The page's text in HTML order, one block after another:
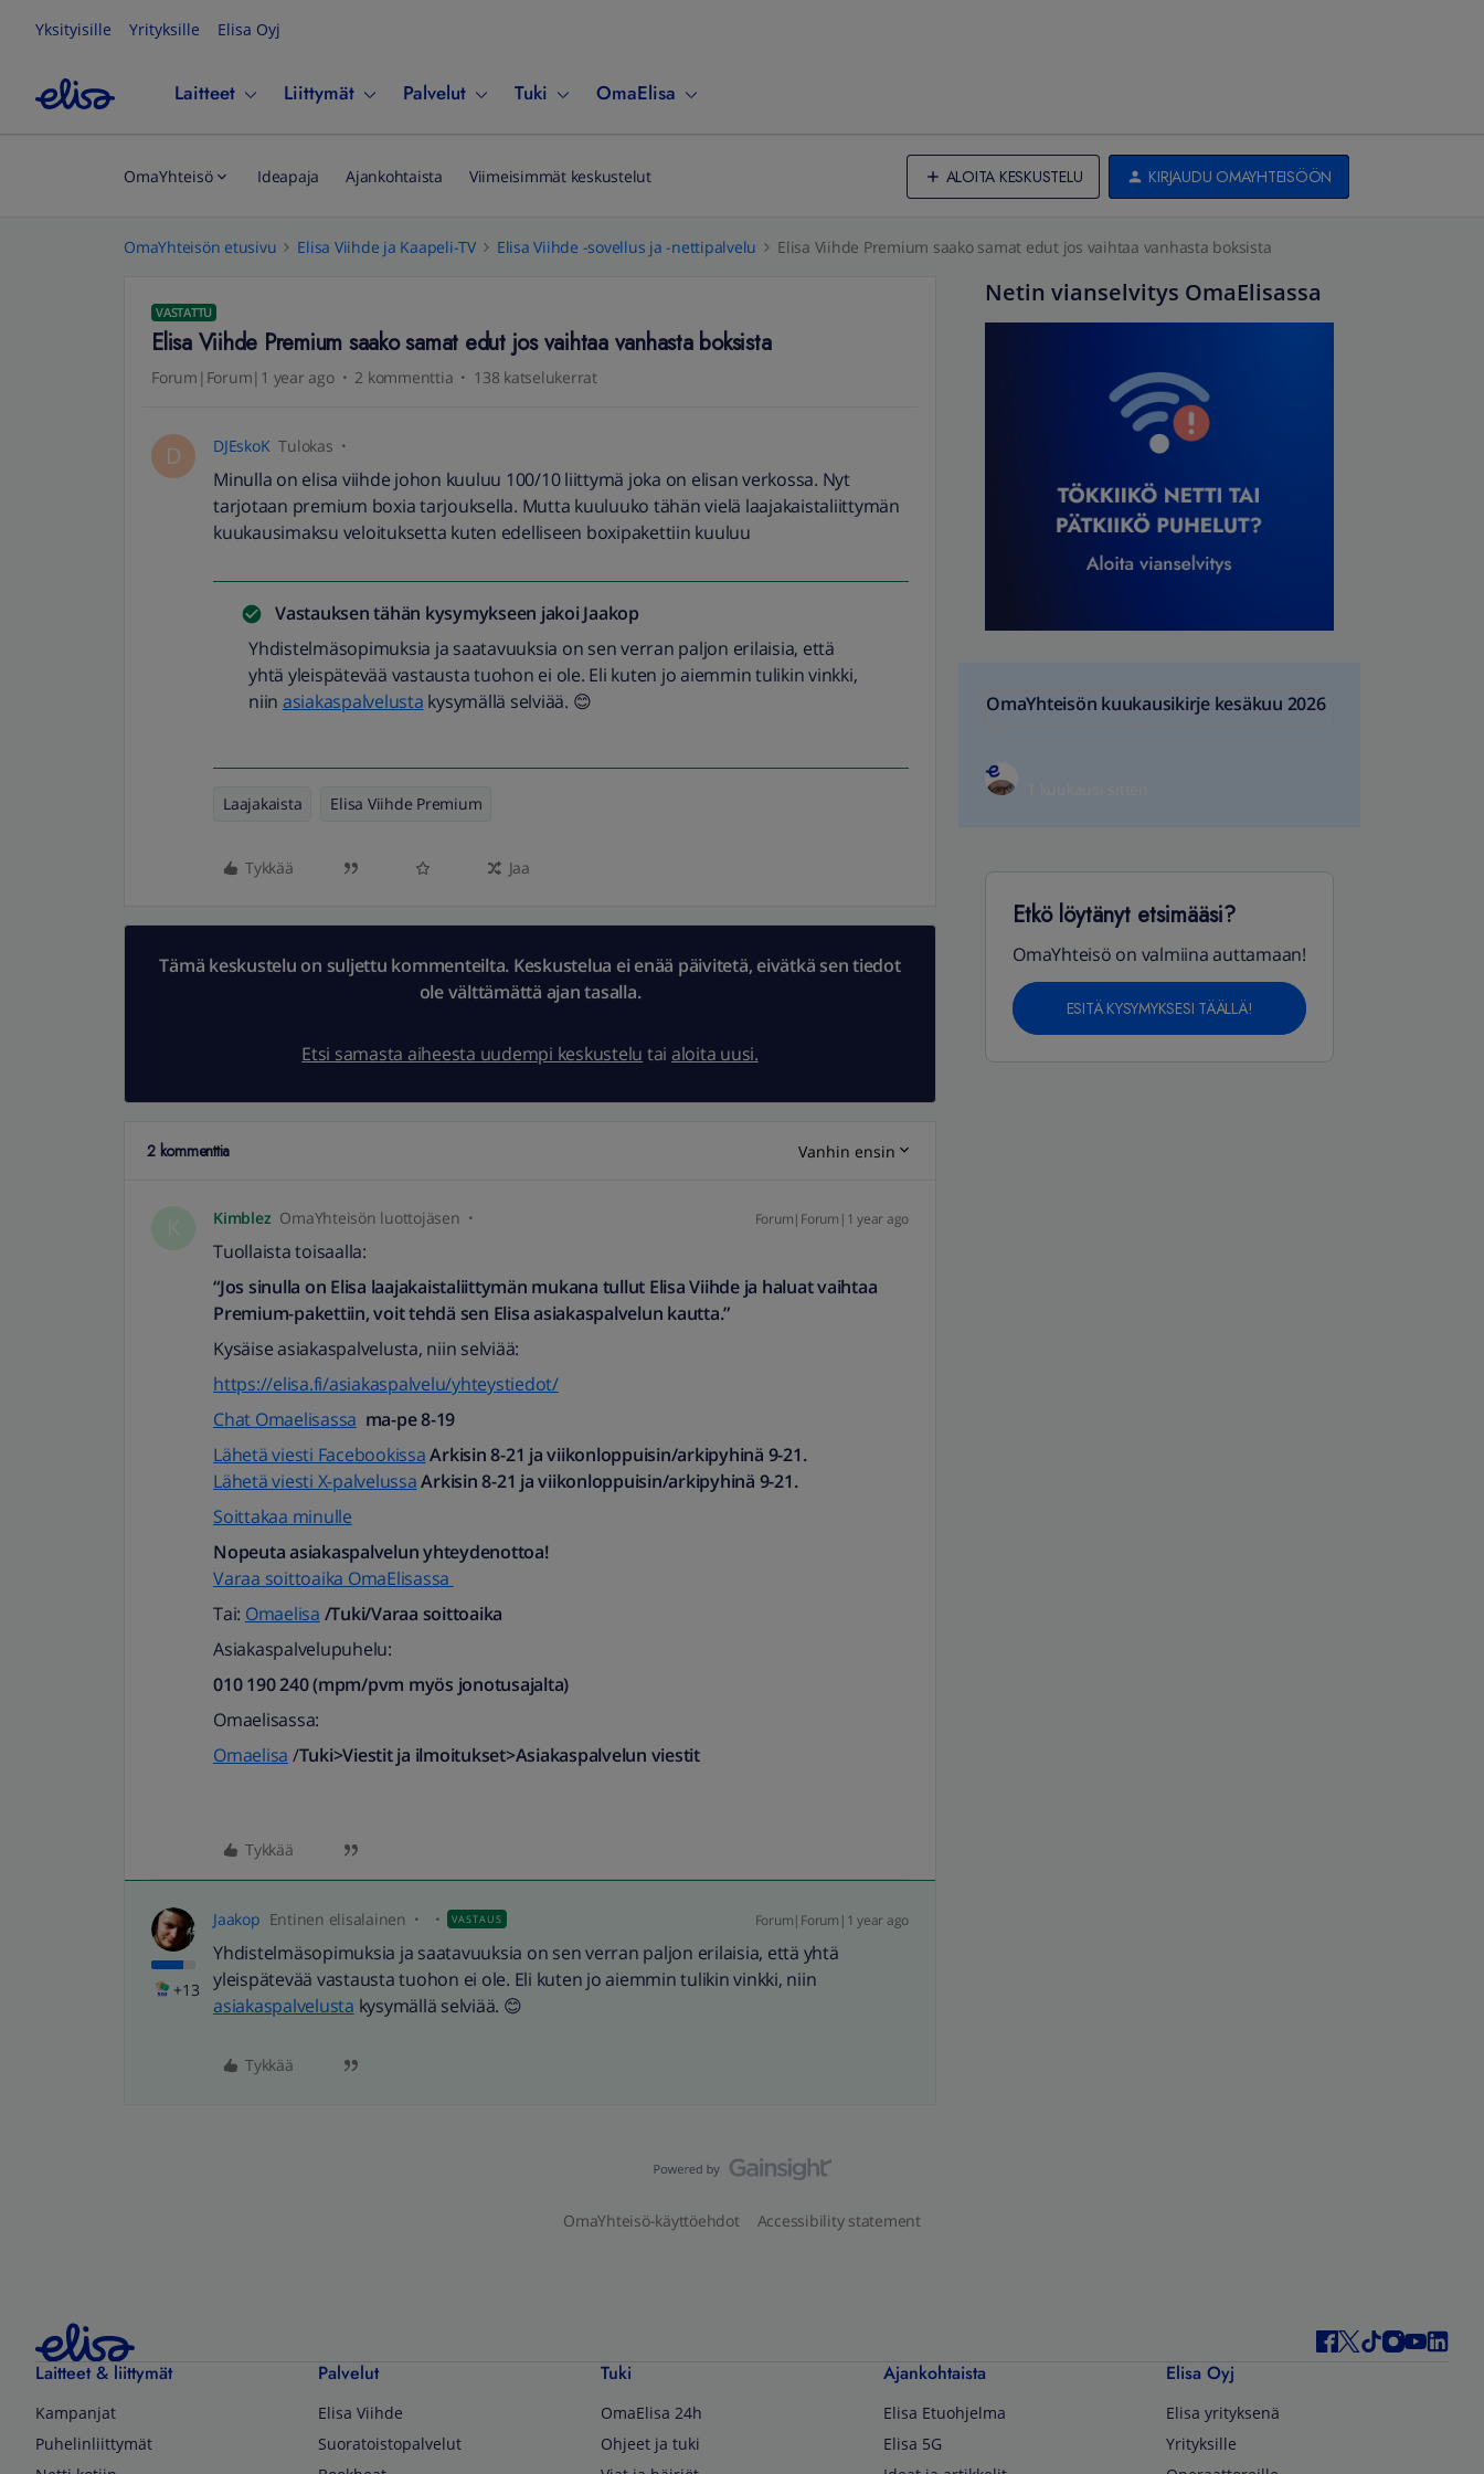
Yksityisille Yrityksille Elisa Oyj
Laitteet Liittymät Palvelut Tuki OmaElisa
OmaYhteisö Ideapaja Ajankohtaista Viimeisimmät keskustelut ALOITA KESKUSTELU KIRJAUDU OMAYHTEISÖÖN
OmaYhteisön etusivu Elisa Viihde ja Kaapeli-TV Elisa Viihde -sovellus ja -nettipalvelu Elisa Viihde Premium saako samat edut jos vaihtaa vanhasta boksista
VASTATTU
Elisa Viihde Premium saako samat edut jos vaihtaa vanhasta boksista
Forum|Forum|1 year ago 2 kommenttia 138 katselukerrat
D DJEskoK Tulokas
Minulla on elisa viihde johon kuuluu 100/10 liittymä joka on elisan verkossa. Nyt
tarjotaan premium boxia tarjouksella. Mutta kuuluuko tähän vielä laajakaistaliittymän
kuukausimaksu veloituksetta kuten edelliseen boxipakettiin kuuluu
Vastauksen tähän kysymykseen jakoi Jaakop
Yhdistelmäsopimuksia ja saatavuuksia on sen verran paljon erilaisia, että
yhtä yleispätevää vastausta tuohon ei ole. Eli kuten jo aiemmin tulikin vinkki,
niin asiakaspalvelusta kysymällä selviää. 😊
Laajakaista Elisa Viihde Premium
Tykkää Jaa
Tämä keskustelu on suljettu kommenteilta. Keskustelua ei enää päivitetä, eivätkä sen tiedot
ole välttämättä ajan tasalla.
Etsi samasta aiheesta uudempi keskustelu tai aloita uusi.
2 kommenttia Vanhin ensin
Kimblez OmaYhteisön luottojäsen Forum|Forum|1 year ago
Tuollaista toisaalla:
“Jos sinulla on Elisa laajakaistaliittymän mukana tullut Elisa Viihde ja haluat vaihtaa
Premium-pakettiin, voit tehdä sen Elisa asiakaspalvelun kautta.”
Kysäise asiakaspalvelusta, niin selviää:
https://elisa.fi/asiakaspalvelu/yhteystiedot/
Chat Omaelisassa ma-pe 8-19
Lähetä viesti FacebookissaArkisin 8-21 ja viikonloppuisin/arkipyhinä 9-21.
Lähetä viesti X-palvelussaArkisin 8-21 ja viikonloppuisin/arkipyhinä 9-21.
Soittakaa minulle
Nopeuta asiakaspalvelun yhteydenottoa!
Varaa soittoaika OmaElisassa
Tai: Omaelisa /Tuki/Varaa soittoaika
Asiakaspalvelupuhelu:
010 190 240 (mpm/pvm myös jonotusajalta)​
Omaelisassa:
Omaelisa /Tuki>Viestit ja ilmoitukset>Asiakaspalvelun viestit
Tykkää
+13
Jaakop Entinen elisalainen VASTAUS Forum|Forum|1 year ago
Yhdistelmäsopimuksia ja saatavuuksia on sen verran paljon erilaisia, että yhtä
yleispätevää vastausta tuohon ei ole. Eli kuten jo aiemmin tulikin vinkki, niin
asiakaspalvelusta kysymällä selviää. 😊
Tykkää
Netin vianselvitys OmaElisassa
OmaYhteisön kuukausikirje kesäkuu 2026
Etkö löytänyt etsimääsi?
OmaYhteisö on valmiina auttamaan!
ESITÄ KYSYMYKSESI TÄÄLLÄ!
OmaYhteisö-käyttöehdot Accessibility statement
Laitteet & liittymät
Kampanjat
Puhelinliittymät
Palvelut
Elisa Viihde
Suoratoistopalvelut
Tuki
OmaElisa 24h
Ohjeet ja tuki
Ajankohtaista
Elisa Etuohjelma
Elisa 5G
Elisa Oyj
Elisa yrityksenä
Yrityksille